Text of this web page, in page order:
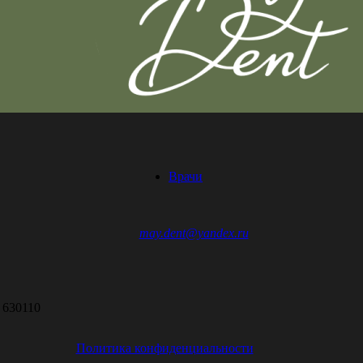
Врачи
may.dent@yandex.ru
Политика конфиденциальности